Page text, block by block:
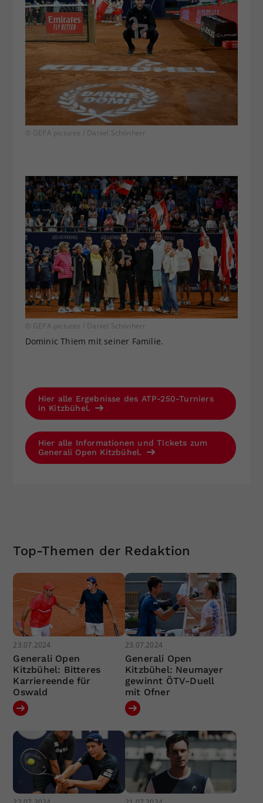
© GEPA pictures / Daniel Schönherr
© GEPA pictures / Daniel Schönherr
Dominic Thiem mit seiner Familie.
Hier alle Ergebnisse des ATP-250-Turniers
in Kitzbühel.
Hier alle Informationen und Tickets zum
Generali Open Kitzbühel.
Top-Themen der Redaktion
23.07.2024
Generali Open
Kitzbühel: Bitteres
Karriereende für
Oswald
23.07.2024
Generali Open
Kitzbühel: Neumayer
gewinnt ÖTV-Duell
mit Ofner